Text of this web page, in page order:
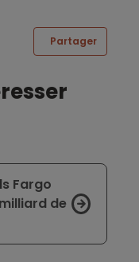
Partager
Fargo
de